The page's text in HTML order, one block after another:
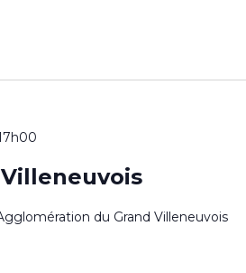
Villeneuvois
du Grand Villeneuvois